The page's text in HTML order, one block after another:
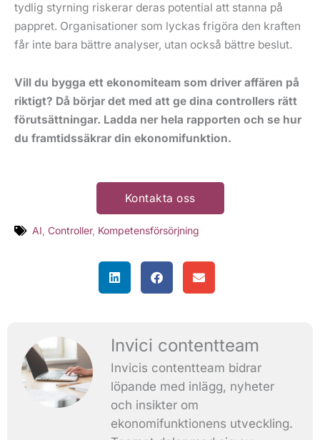
tydlig styrning riskerar deras potential att stanna på
pappret. Organisationer som lyckas frigöra den kraften
får inte bara bättre analyser, utan också bättre beslut.
Vill du bygga ett ekonomiteam som driver affären på
riktigt? Då börjar det med att ge dina controllers rätt
förutsättningar. Ladda ner hela rapporten och se hur
du framtidssäkrar din ekonomifunktion.
Kontakta oss
AI Controller, Kompetensförsörjning
Invici contentteam
Invicis contentteam bidrar
löpande med inlägg, nyheter
och insikter om
ekonomifunktionens utveckling.